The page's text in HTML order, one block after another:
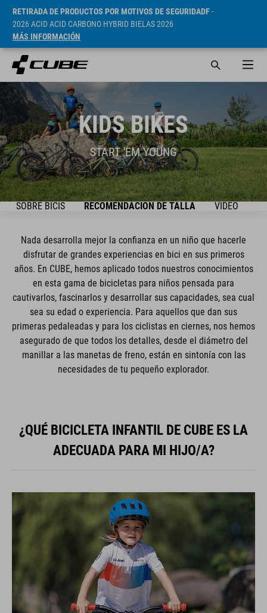
RETIRADA DE PRODUCTOS POR MOTIVOS DE SEGURIDADF-
2026 ACID ACID CARBONO HYBRID BIELAS 2026
MÁS INFORMACIÓN
KIDS BIKES
START 'EM YOUNG
SOBRE BICIS RECOMENDACIÓN DE TALLA VIDEO
Nada desarrolla mejor la confianza en un niño que hacerle
disfrutar de grandes experiencias en bici en sus primeros
años. En CUBE, hemos aplicado todos nuestros conocimientos
en esta gama de bicicletas para niños pensada para
cautivarlos, fascinarlos y desarrollar sus capacidades, sea cual
sea su edad o experiencia. Para aquellos que dan sus
primeras pedaleadas y para los ciclistas en ciernes, nos hemos
asegurado de que todos los detalles, desde el diámetro del
manillar a las manetas de freno, están en sintonía con las
necesidades de tu pequeño explorador.
¿QUÉ BICICLETA INFANTIL DE CUBE ES LA
ADECUADA PARA MI HIJO/A?